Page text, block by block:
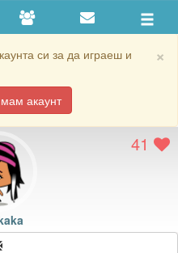
×
си за да играеш и
акаунт
41